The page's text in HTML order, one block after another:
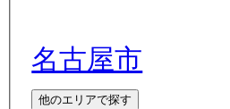
名古屋市
他のエリアで探す